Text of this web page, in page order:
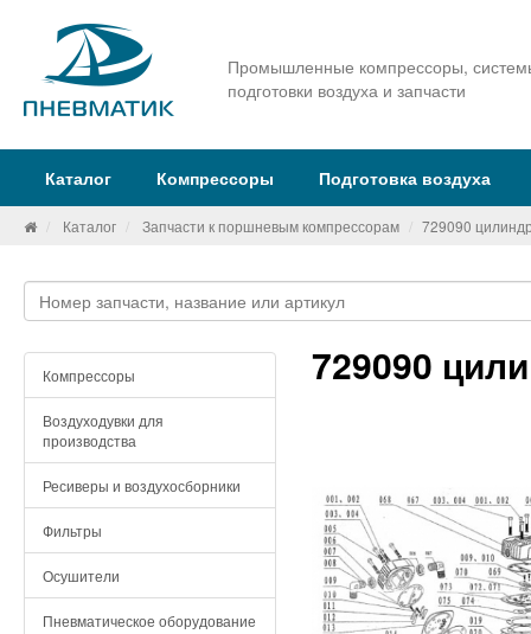
Промышленные компрессоры,
подготовки воздуха и запчасти
Каталог Компрессоры Подготовка воздуха
Каталог Запчасти к поршневым компрессорам 729090
Компрессоры
Воздуходувки для
производства
Ресиверы и воздухосборники
Фильтры
Осушители
Пневматическое оборудование
729090